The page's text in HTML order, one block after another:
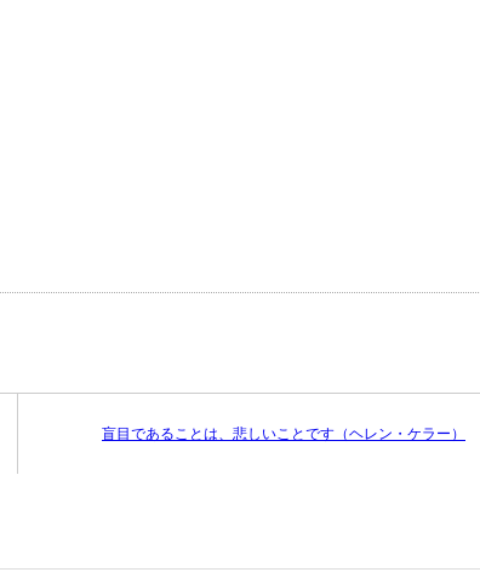
盲目であることは、悲しいことです（ヘレン・ケラー）